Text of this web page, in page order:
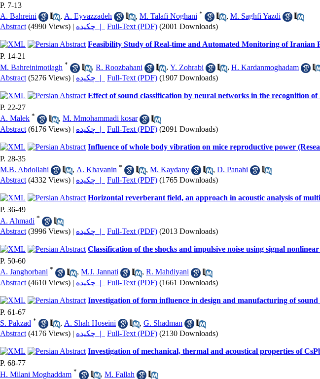
P. 7-13
A. Bahreini
, A. Eyvazzadeh , M. Talafi Noghani * , M. Saghfi Yazdi
Abstract (4990 Views) | چکیده | Full-Text (PDF) (2001 Downloads)
Feasibility Study of Real-time and Automated Monitoring of Iranian
P. 14-21
M. Bahreinimotlagh * , R. Roozbahani , Y. Zohrabi , H. Kardanmoghadam
Abstract (5276 Views) | چکیده | Full-Text (PDF) (1907 Downloads)
Effect of sound classification by neural networks in the recognition
P. 22-27
A. Malek * , M. Mmohammadi kosar
Abstract (6176 Views) | چکیده | Full-Text (PDF) (2091 Downloads)
Influence of whole body vibration on mice reproductive power
P. 28-35
M.B. Abdollahi
, A. Khavanin * , M. Kaydany , D. Panahi
Abstract (4332 Views) | چکیده | Full-Text (PDF) (1765 Downloads)
Horizontal reverberant field, an approach in acoustic analysis of
P. 36-49
A. Ahmadi *
Abstract (3996 Views) | چکیده | Full-Text (PDF) (2013 Downloads)
Classification of the shocks and impulsive noise using signal
P. 50-60
A. Janghorbani * , M.J. Jannati , R. Mahdiyani
Abstract (4610 Views) | چکیده | Full-Text (PDF) (1661 Downloads)
Investigation of form influence in design and manufacturing of
P. 61-67
S. Pakzad * , A. Shah Hoseini , G. Shadman
Abstract (4176 Views) | چکیده | Full-Text (PDF) (2130 Downloads)
Investigation of mechanical, thermal and acoustical properties of
P. 68-77
H. Milani Moghaddam * , M. Fallah